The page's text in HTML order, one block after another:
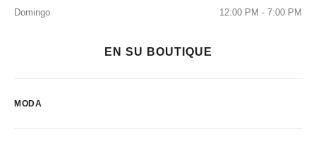
Domingo
12:00 PM - 7:00 PM
EN SU BOUTIQUE
MODA